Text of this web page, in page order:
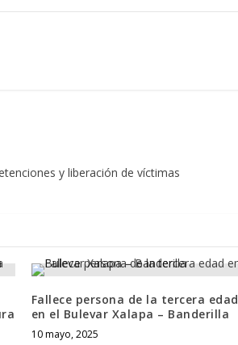
y liberación de víctimas
Fallece persona de la tercera edad
en el Bulevar Xalapa – Banderilla
10 mayo, 2025